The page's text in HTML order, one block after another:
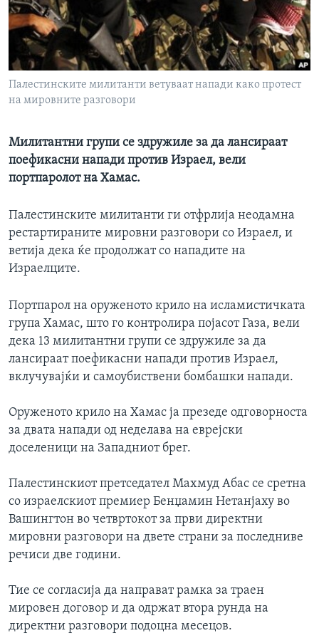
ИНТЕРВЈУА
Јазици
Палестинските милитанти ветуваат напади како протест
на мировните разговори
Mилитантни групи се здружиле за да лансираат
поефикасни напади против Израел, вели
портпаролот на Хамас.
Палестинските милитанти ги отфрлија неодамна
рестартираните мировни разговори со Израел, и
ветија дека ќе продолжат со нападите на
Израелците.
Портпарол на оруженото крило на исламистичката
група Хамас, што го контролира појасот Газа, вели
дека 13 милитантни групи се здружиле за да
лансираат поефикасни напади против Израел,
вклучувајќи и самоубиствени бомбашки напади.
Оруженото крило на Хамас ја презеде одговорноста
за двата напади од неделава на еврејски
доселеници на Западниот брег.
Палестинскиот претседател Махмуд Абас се сретна
со израелскиот премиер Бенџамин Нетанјаху во
Вашингтон во четвртокот за први директни
мировни разговори на двете страни за последниве
речиси две години.
Тие се согласија да направат рамка за траен
мировен договор и да одржат втора рунда на
директни разговори подоцна месецов.